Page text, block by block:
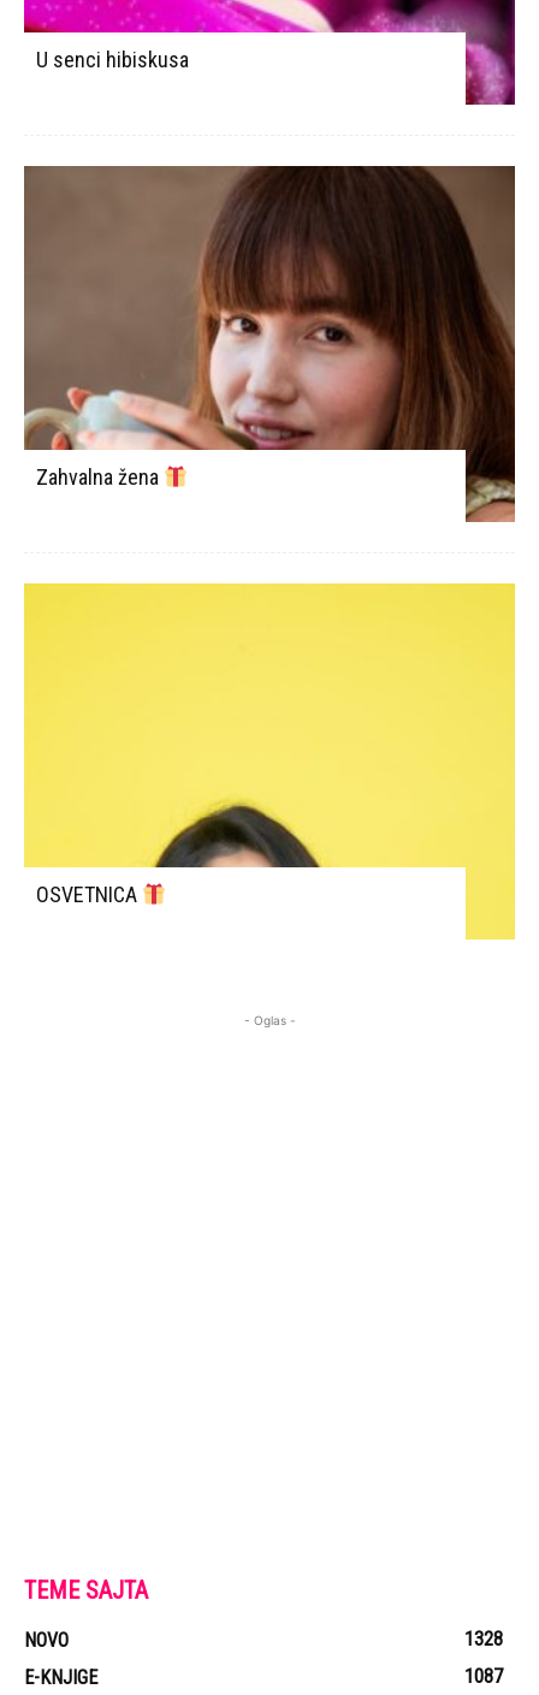
U senci hibiskusa
Zahvalna žena
OSVETNICA
- Oglas -
TEME SAJTA
NOVO
1328
E-KNJIGE
1087